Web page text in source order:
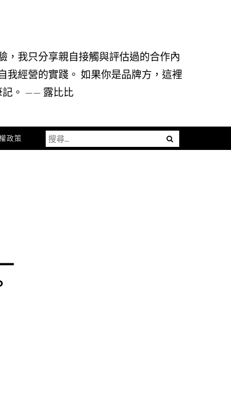
，我只分享親自接觸與評估過的合作內
我經營的實踐。 如果你是品牌方，這裡
記。 —— 露比比
政策 Menu
搜
尋